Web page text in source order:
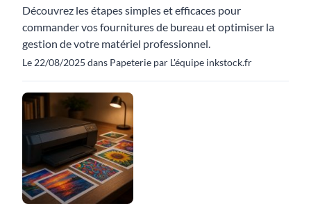
Découvrez les étapes simples et efficaces pour
commander vos fournitures de bureau et optimiser la
gestion de votre matériel professionnel.
Le 22/08/2025 dans Papeterie par L'équipe inkstock.fr